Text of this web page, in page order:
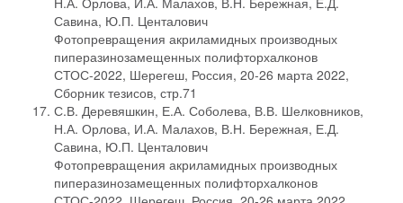
Савина, Ю.П. Центалович
Фотопревращения акриламидных производных
пиперазинозамещенных полифторхалконов
СТОС-2022, Шерегеш, Россия, 20-26 марта 2022,
Сборник тезисов, стр.71
С.В. Деревяшкин, Е.А. Соболева, В.В. Шелковников,
Н.А. Орлова, И.А. Малахов, В.Н. Бережная, Е.Д.
Савина, Ю.П. Центалович
Фотопревращения акриламидных производных
пиперазинозамещенных полифторхалконов